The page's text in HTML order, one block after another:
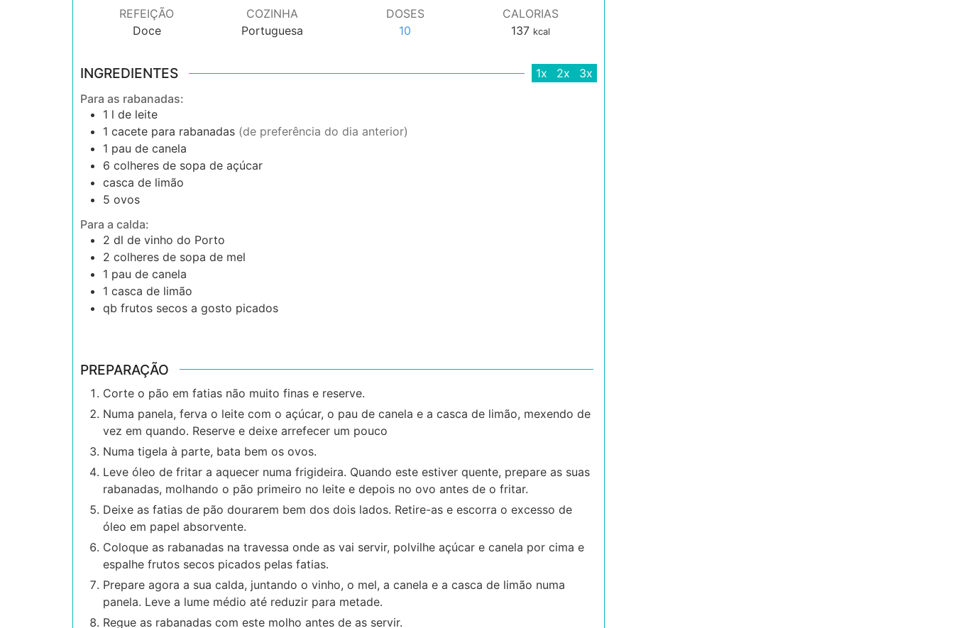
REFEIÇÃO
Doce
COZINHA
Portuguesa
DOSES
10
CALORIAS
137 kcal
INGREDIENTES 1x 2x
3x
Para as rabanadas:
1 l de leite
1 cacete para rabanadas (de preferência do dia anterior)
1 pau de canela
6 colheres de sopa de açúcar
casca de limão
5 ovos
Para a calda:
2 dl de vinho do Porto
2 colheres de sopa de mel
1 pau de canela
1 casca de limão
qb frutos secos a gosto picados
PREPARAÇÃO
Corte o pão em fatias não muito finas e reserve.
Numa panela, ferva o leite com o açúcar, o pau de canela e a casca de limão, mexendo de
vez em quando. Reserve e deixe arrefecer um pouco
Numa tigela à parte, bata bem os ovos.
Leve óleo de fritar a aquecer numa frigideira. Quando este estiver quente, prepare as suas
rabanadas, molhando o pão primeiro no leite e depois no ovo antes de o fritar.
Deixe as fatias de pão dourarem bem dos dois lados. Retire-as e escorra o excesso de
óleo em papel absorvente.
Coloque as rabanadas na travessa onde as vai servir, polvilhe açúcar e canela por cima e
espalhe frutos secos picados pelas fatias.
Prepare agora a sua calda, juntando o vinho, o mel, a canela e a casca de limão numa
panela. Leve a lume médio até reduzir para metade.
Regue as rabanadas com este molho antes de as servir.